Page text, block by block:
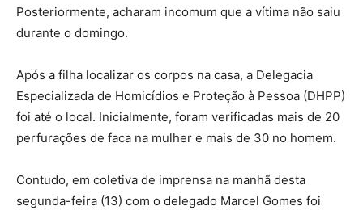
Posteriormente, acharam incomum que a vítima não saiu
durante o domingo.
Após a filha localizar os corpos na casa, a Delegacia
Especializada de Homicídios e Proteção à Pessoa (DHPP)
foi até o local. Inicialmente, foram verificadas mais de 20
perfurações de faca na mulher e mais de 30 no homem.
Contudo, em coletiva de imprensa na manhã desta
segunda-feira (13) com o delegado Marcel Gomes foi